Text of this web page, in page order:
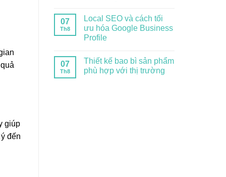
giúp
đến
07
Th8
Local SEO và cách tối
ưu hóa Google Business
Profile
07
Th8
Thiết kế bao bì sản phẩm
phù hợp với thị trường